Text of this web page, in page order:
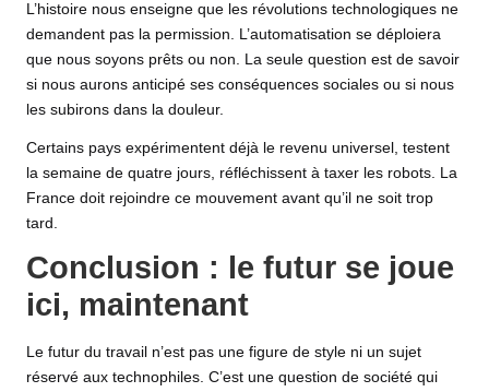
L’histoire nous enseigne que les révolutions technologiques ne
demandent pas la permission. L’automatisation se déploiera
que nous soyons prêts ou non. La seule question est de savoir
si nous aurons anticipé ses conséquences sociales ou si nous
les subirons dans la douleur.
Certains pays expérimentent déjà le revenu universel, testent
la semaine de quatre jours, réfléchissent à taxer les robots. La
France doit rejoindre ce mouvement avant qu’il ne soit trop
tard.
Conclusion : le futur se joue
ici, maintenant
Le futur du travail n’est pas une figure de style ni un sujet
réservé aux technophiles. C’est une question de société qui